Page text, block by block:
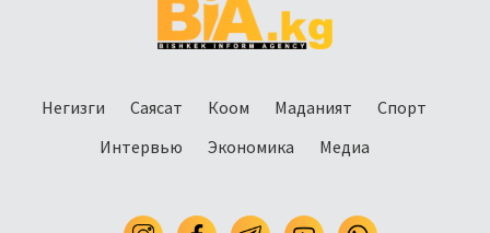
Негизги Саясат Коом Маданият
Спорт
Интервью
Экономика Медиа